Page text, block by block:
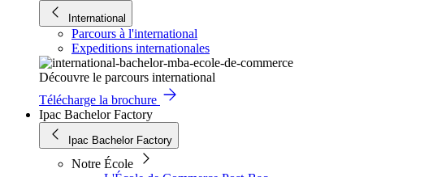
International
Parcours à l'international
Expeditions internationales
Découvre le parcours international
Télécharge la brochure
Ipac Bachelor Factory
Ipac Bachelor Factory
Notre École